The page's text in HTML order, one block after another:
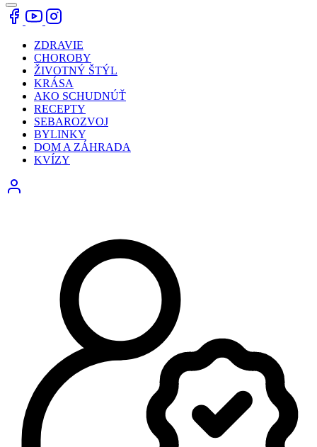
ZDRAVIE
CHOROBY
ŽIVOTNÝ ŠTÝL
KRÁSA
AKO SCHUDNÚŤ
RECEPTY
SEBAROZVOJ
BYLINKY
DOM A ZÁHRADA
KVÍZY